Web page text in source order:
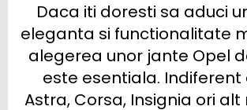
Daca iti doresti sa aduci
eleganta si functionalitate
alegerea unor jante Opel
este esentiala. Indiferent
Astra, Corsa, Insignia ori alt